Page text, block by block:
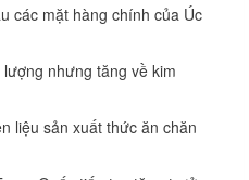
các mặt hàng chính của Úc
nhưng tăng về kim
liệu sản xuất thức ăn chăn